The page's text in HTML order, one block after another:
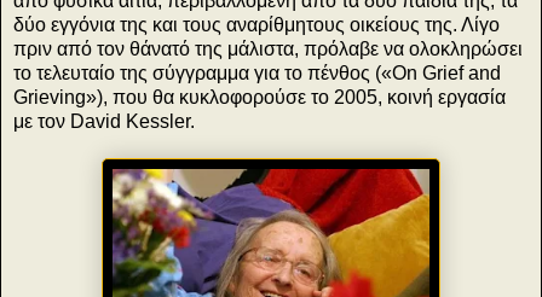
δύο εγγόνια της και τους αναρίθμητους οικείους της. Λίγο
πριν από τον θάνατό της μάλιστα, πρόλαβε να ολοκληρώσει
το τελευταίο της σύγγραμμα για το πένθος («On Grief and
Grieving»), που θα κυκλοφορούσε το 2005, κοινή εργασία
με τον David Kessler.